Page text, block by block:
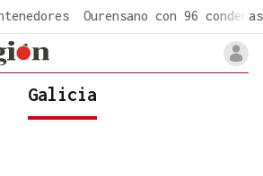
Ourensano con 96 condenas
Galicia